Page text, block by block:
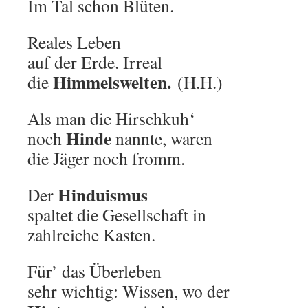
Im Tal schon Blüten.
Reales Leben
auf der Erde. Irreal
dieHimmelswelten. (H.H.)
Als man die Hirschkuh‘
nochHindenannte, waren
die Jäger noch fromm.
DerHinduismus
spaltet die Gesellschaft in
zahlreiche Kasten.
Für’ das Überleben
sehr wichtig: Wissen, wo der